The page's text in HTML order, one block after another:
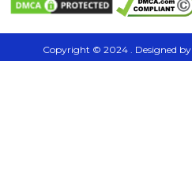
Copyright © 2024 . Designed by